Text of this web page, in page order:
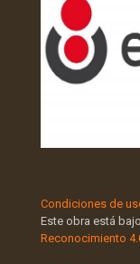
Condiciones de
Este obra está
Reconocimiento